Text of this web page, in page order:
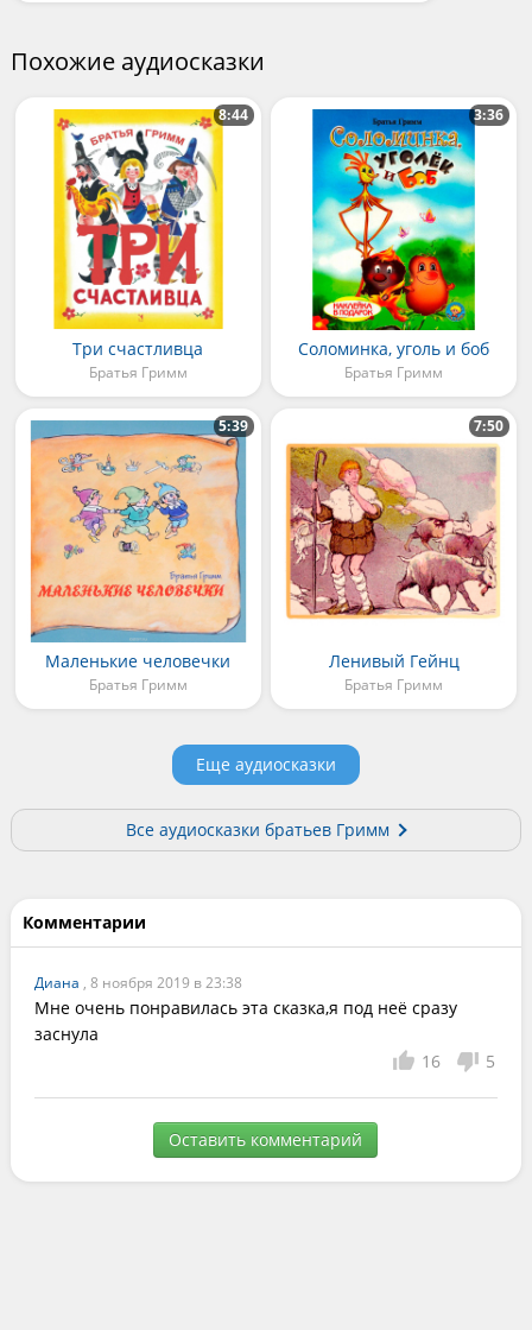
Похожие аудиосказки
Три счастливца
Братья Гримм
8:44
Соломинка, уголь и боб
Братья Гримм
3:36
Маленькие человечки
Братья Гримм
5:39
Ленивый Гейнц
Братья Гримм
7:50
Еще аудиосказки
Все аудиосказки братьев Гримм
Комментарии
Диана , 8 ноября 2019 в 23:38
Мне очень понравилась эта сказка,я под неё сразу
заснула
16
5
Оставить комментарий